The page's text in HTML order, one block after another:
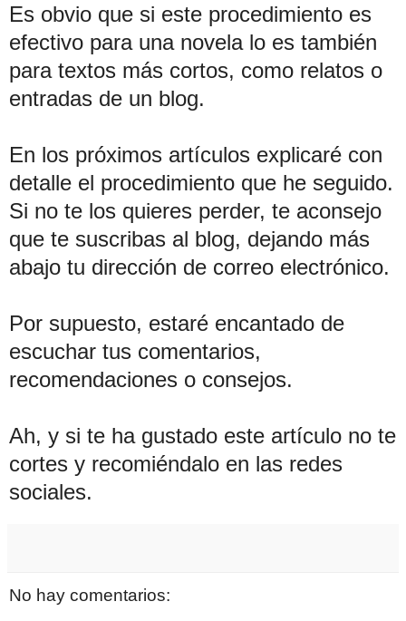
Es obvio que si este procedimiento es
efectivo para una novela lo es también
para textos más cortos, como relatos o
entradas de un blog.
En los próximos artículos explicaré con
detalle el procedimiento que he seguido.
Si no te los quieres perder, te aconsejo
que te suscribas al blog, dejando más
abajo tu dirección de correo electrónico.
Por supuesto, estaré encantado de
escuchar tus comentarios,
recomendaciones o consejos.
Ah, y si te ha gustado este artículo no te
cortes y recomiéndalo en las redes
sociales.
No hay comentarios: